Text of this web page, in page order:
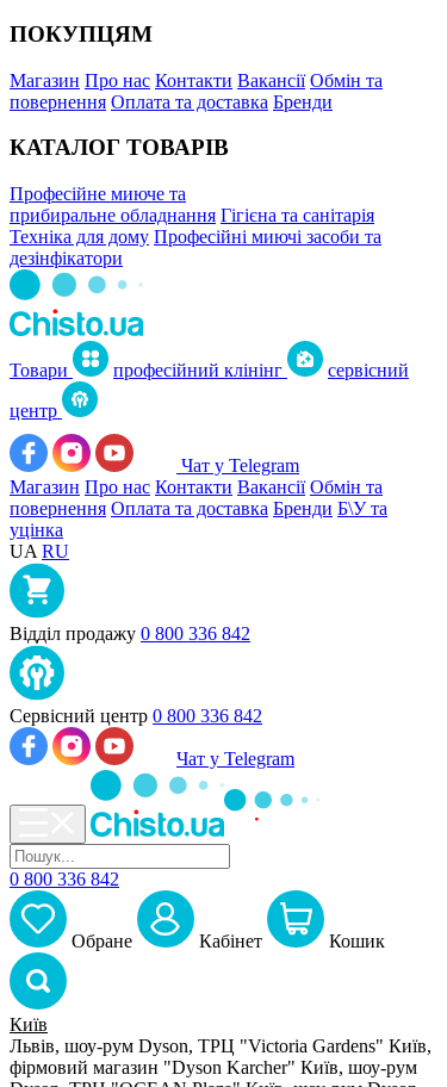
ПОКУПЦЯМ
Магазин Про нас Контакти Вакансії Обмін та
повернення Оплата та доставка Бренди
КАТАЛОГ ТОВАРІВ
Професійне миюче та
прибиральне обладнання Гігієна та санітарія
Техніка для дому Професійні миючі засоби та
дезінфікатори
Товари професійний клінінг
сервісний
центр
Чат у Telegram
Магазин Про нас Контакти Вакансії Обмін та
повернення Оплата та доставка Бренди Б\У та
уцінка
UA RU
Відділ продажу 0 800 336 842
Сервісний центр 0 800 336 842
Чат у Telegram
0 800 336 842
Обране Кабiнет Кошик
Київ
Львів, шоу-рум Dyson, ТРЦ "Victoria Gardens" Київ,
фірмовий магазин "Dyson Karcher" Київ, шоу-рум